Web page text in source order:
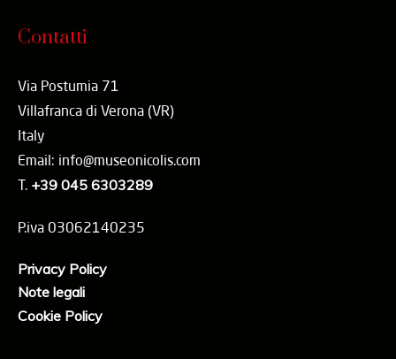
Contatti
Via Postumia 71
Villafranca di Verona (VR)
Italy
Email: info@museonicolis.com
T. +39 045 6303289
P.iva 03062140235
Privacy Policy
Note legali
Cookie Policy